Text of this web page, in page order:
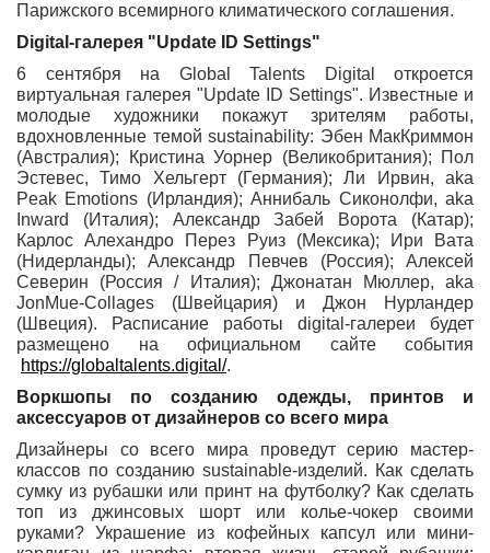
Парижского всемирного климатического соглашения.
Digital-галерея "Update ID Settings"
6 сентября на Global Talents Digital откроется
виртуальная галерея "Update ID Settings". Известные и
молодые художники покажут зрителям работы,
вдохновленные темой sustainability: Эбен МакКриммон
(Австралия); Кристина Уорнер (Великобритания); Пол
Эстевес, Тимо Хельгерт (Германия); Ли Ирвин, aka
Peak Emotions (Ирландия); Аннибаль Сиконолфи, aka
Inward (Италия); Александр Забей Ворота (Катар);
Карлос Алехандро Перез Руиз (Мексика); Ири Вата
(Нидерланды); Александр Певчев (Россия); Алексей
Северин (Россия / Италия); Джонатан Мюллер, aka
JonMue-Collages (Швейцария) и Джон Нурландер
(Швеция). Расписание работы digital-галереи будет
размещено на официальном сайте события
https://globaltalents.digital/.
Воркшопы по созданию одежды, принтов и
аксессуаров от дизайнеров со всего мира
Дизайнеры со всего мира проведут серию мастер-
классов по созданию sustainable-изделий. Как сделать
сумку из рубашки или принт на футболку? Как сделать
топ из джинсовых шорт или колье-чокер своими
руками? Украшение из кофейных капсул или мини-